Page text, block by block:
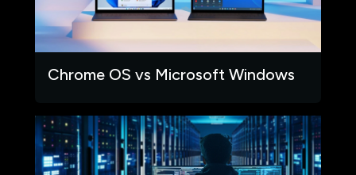
Chrome OS vs Microsoft Windows